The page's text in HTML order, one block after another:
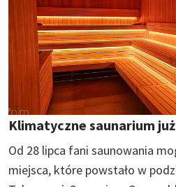
Klimatyczne saunarium
Od 28 lipca fani saunowania
miejsca, które powstało w